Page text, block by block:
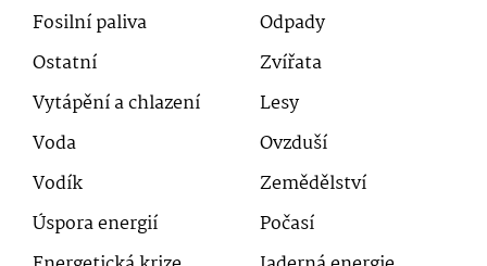
Fosilní paliva
Odpady
Ostatní
Zvířata
Vytápění a chlazení
Lesy
Voda
Ovzduší
Vodík
Zemědělství
Úspora energií
Počasí